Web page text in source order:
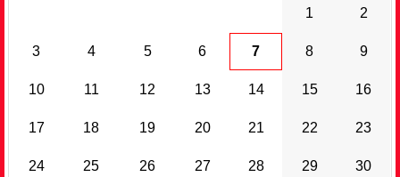
1 2
3 4 5 6 7 8 9
10 11 12 13 14 15 16
17 18 19 20 21 22 23
24 25 26 27 28 29 30